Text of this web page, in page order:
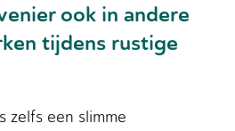
ook in andere
tijdens rustige
zelfs een slimme